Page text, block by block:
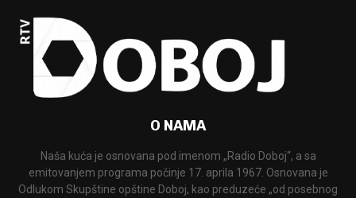
O NAMA
Naša kuća je osnovana pod imenom „Radio Doboj“, a sa
emitovanjem programa počinje 17. aprila 1967. Osnovana je
Odlukom Skupštine opštine Doboj, kao preduzeće „od posebnog